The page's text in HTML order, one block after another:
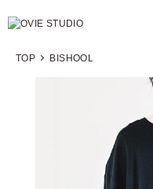
TOP BISHOOL